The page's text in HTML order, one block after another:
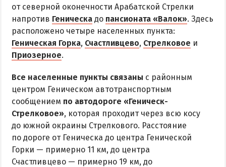
Обзор Стрелкового
Все базы отдыха в Стрелковом
Веб-камеры Стрелкового
Карта Стрелкового
ВАЛОК
ЧАСТНЫЙ СЕКТОР
Жилье в частном секторе
ОТДЫХ С ПАЛАТКОЙ
от северной оконечности Арабатской Стрелки
напротив Геническа до пансионата «Валок». Здесь
расположено четыре населенных пункта:
Геническая Горка, Счастливцево, Стрелковое и
Приозерное.
Все населенные пункты связаны с районным
центром Геническом автотранспортным
сообщением по автодороге «Геническ-
Стрелковое», которая проходит через всю косу
до южной окраины Стрелкового. Расстояние
по дороге от Геническа до центра Генической
Горки — примерно 11 км, до центра
Счастливцево — примерно 19 км, до